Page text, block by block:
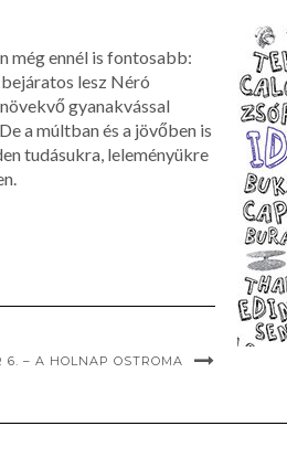
még ennél is fontosabb:
lesz Néró
gyanakvással
a múltban és a jövőben is
tudásukra, leleményükre
6. – A HOLNAP OSTROMA